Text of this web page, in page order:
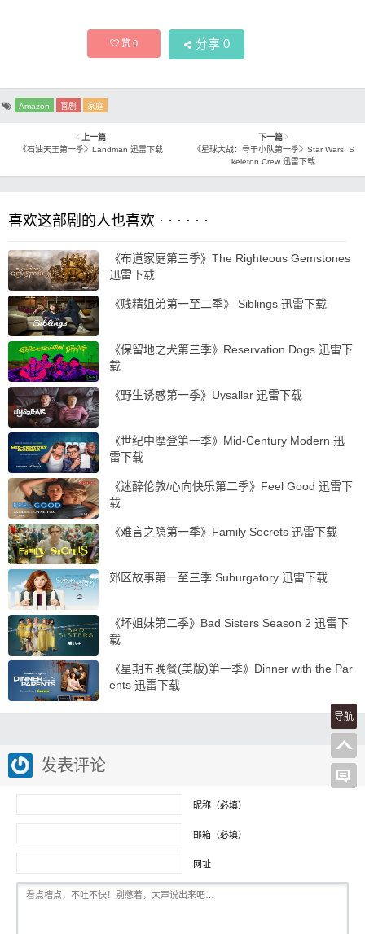
赞0 分享 0
Amazon 喜剧 家庭
上一篇
《石油天王第一季》Landman 迅雷下载
下一篇
《星球大战：骨干小队第一季》Star Wars: S
keleton Crew 迅雷下载
喜欢这部剧的人也喜欢 · · · · · ·
《布道家庭第三季》The Righteous Gemstones
迅雷下载
《贱精姐弟第一至二季》 Siblings 迅雷下载
《保留地之犬第三季》Reservation Dogs 迅雷下
载
《野生诱惑第一季》Uysallar 迅雷下载
《世纪中摩登第一季》Mid-Century Modern 迅
雷下载
《迷醉伦敦/心向快乐第二季》Feel Good 迅雷下
载
《难言之隐第一季》Family Secrets 迅雷下载
郊区故事第一至三季 Suburgatory 迅雷下载
《坏姐妹第二季》Bad Sisters Season 2 迅雷下
载
《星期五晚餐(美版)第一季》Dinner with the Par
ents 迅雷下载
发表评论
昵称（必填）
邮箱（必填）
网址
导航